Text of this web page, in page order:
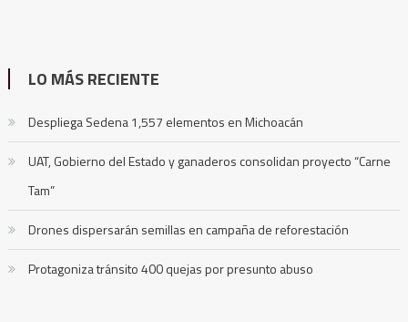
LO MÁS RECIENTE
Despliega Sedena 1,557 elementos en Michoacán
UAT, Gobierno del Estado y ganaderos consolidan proyecto “Carne
Tam”
Drones dispersarán semillas en campaña de reforestación
Protagoniza tránsito 400 quejas por presunto abuso